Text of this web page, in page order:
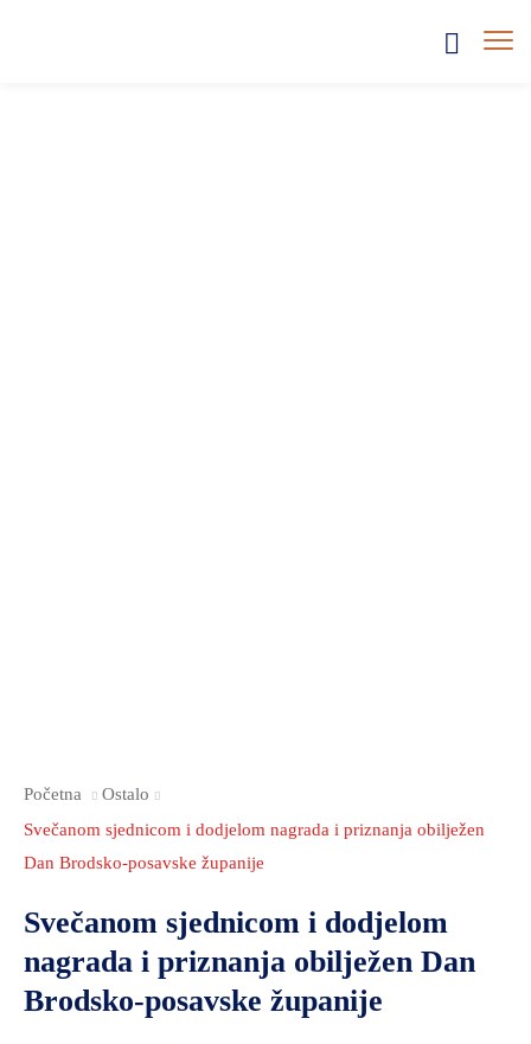
Početna
Ostalo
Svečanom sjednicom i dodjelom nagrada i priznanja obilježen
Dan Brodsko-posavske županije
Svečanom sjednicom i dodjelom
nagrada i priznanja obilježen Dan
Brodsko-posavske županije